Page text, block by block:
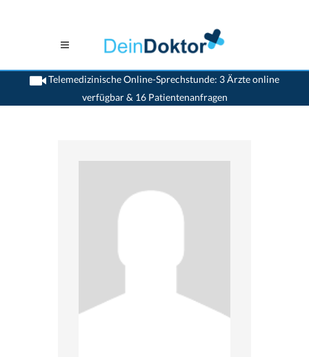
Telemedizinische Online-Sprechstunde: 3 Ärzte online
verfügbar & 16 Patientenanfragen
>Psychiater>Eschlikon TG>Dr. Catherine Matter